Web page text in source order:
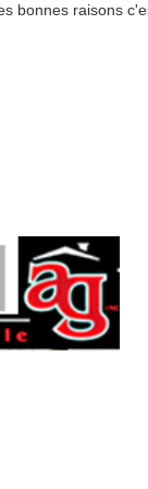
bonnes raisons